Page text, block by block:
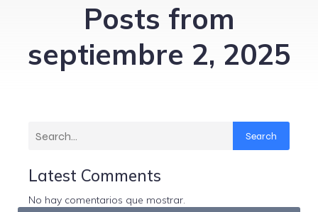
Posts from
septiembre 2, 2025
Search
Latest Comments
No hay comentarios que mostrar.